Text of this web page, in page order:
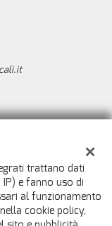
trattano dati
e fanno uso di
al funzionamento
cookie policy,